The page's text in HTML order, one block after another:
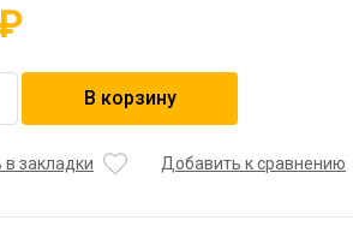
В корзину
закладки Добавить к сравнению